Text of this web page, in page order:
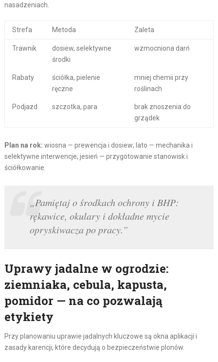
nasadzeniach.
Strefa Metoda Zaleta
Trawnik
dosiew, selektywne
środki
wzmocniona darń
Rabaty
ściółka, pielenie
ręczne
mniej chemii przy
roślinach
Podjazd szczotka, para
brak znoszenia do
grządek
Plan na rok: wiosna — prewencja i dosiew; lato — mechanika i
selektywne interwencje; jesień — przygotowanie stanowisk i
ściółkowanie.
„Pamiętaj o środkach ochrony i BHP:
rękawice, okulary i dokładne mycie
opryskiwacza po pracy.”
Uprawy jadalne w ogrodzie:
ziemniaka, cebula, kapusta,
pomidor — na co pozwalają
etykiety
Przy planowaniu uprawie jadalnych kluczowe są okna aplikacji i
zasady karencji, które decydują o bezpieczeństwie plonów.